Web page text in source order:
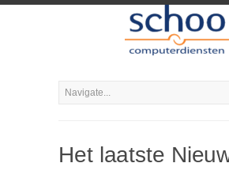
Het laatste